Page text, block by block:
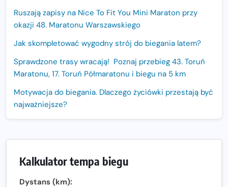
Ruszają zapisy na Nice To Fit You Mini Maraton przy
okazji 48. Maratonu Warszawskiego
Jak skompletować wygodny strój do biegania latem?
Sprawdzone trasy wracają! Poznaj przebieg 43. Toruń
Maratonu, 17. Toruń Półmaratonu i biegu na 5 km
Motywacja do biegania. Dlaczego życiówki przestają być
najważniejsze?
Sprawdzony przebieg i profil stworzony do szybkiego
biegania
Kalkulator tempa biegu
Dystans (km):